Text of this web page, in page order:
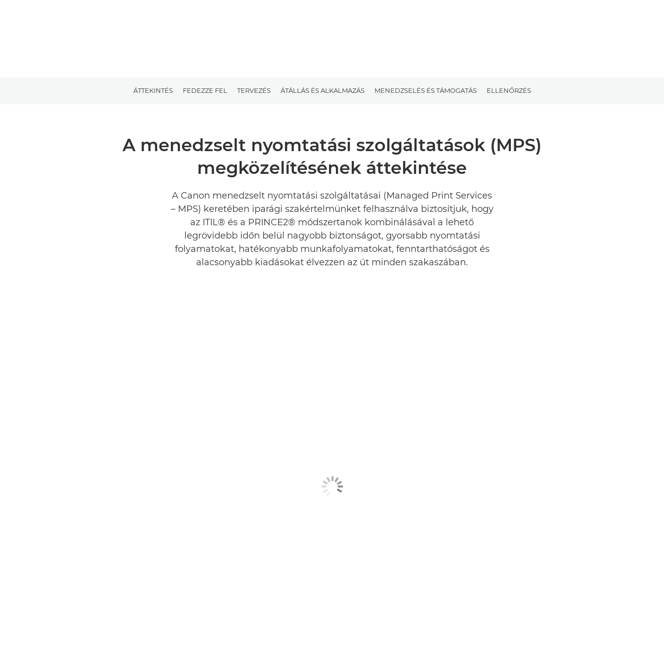
ÁTTEKINTÉS FEDEZZE FEL TERVEZÉS ÁTÁLLÁS ÉS ALKALMAZÁS MENEDZSELÉS ÉS TÁMOGATÁS ELLENŐRZÉS
A menedzselt nyomtatási szolgáltatások (MPS)
megközelítésének áttekintése
A Canon menedzselt nyomtatási szolgáltatásai (Managed Print Services
– MPS) keretében iparági szakértelmünket felhasználva biztosítjuk, hogy
az ITIL® és a PRINCE2® módszertanok kombinálásával a lehető
legrövidebb időn belül nagyobb biztonságot, gyorsabb nyomtatási
folyamatokat, hatékonyabb munkafolyamatokat, fenntarthatóságot és
alacsonyabb kiadásokat élvezzen az út minden szakaszában.